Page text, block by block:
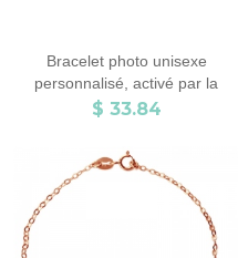
Bracelet photo unisexe
personnalisé, activé par la
chaleur, bracelet tressé réglable
cadeau d'anniversaire pour
couple/meilleur ami
$ 33.84